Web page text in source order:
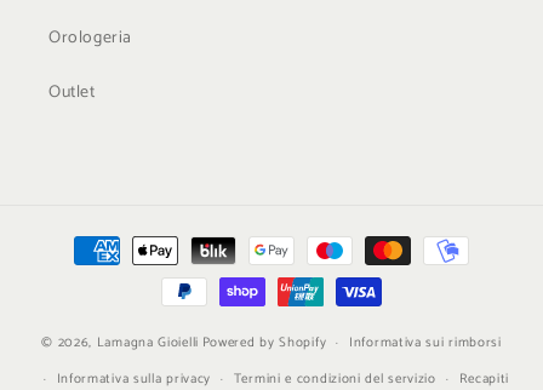
Orologeria
Outlet
Metodi
© 2026, Lamagna Gioielli Powered by Shopify
Informativa sui rimborsi
Informativa sulla privacy
Termini e condizioni del servizio Recapiti